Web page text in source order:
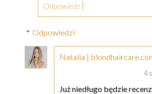
Odpowiedz
Odpowiedzi
Natalia |
4
Już niedługo będzie